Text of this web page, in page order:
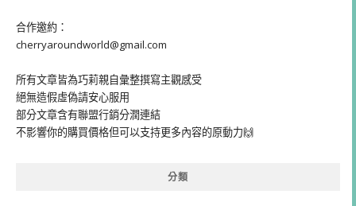
合作邀約：
cherryaroundworld@gmail.com
所有文章皆為巧莉親自彙整撰寫主觀感受
絕無造假虛偽請安心服用
部分文章含有聯盟行銷分潤連結
不影響你的購買價格但可以支持更多內容的原動力🙌
分類